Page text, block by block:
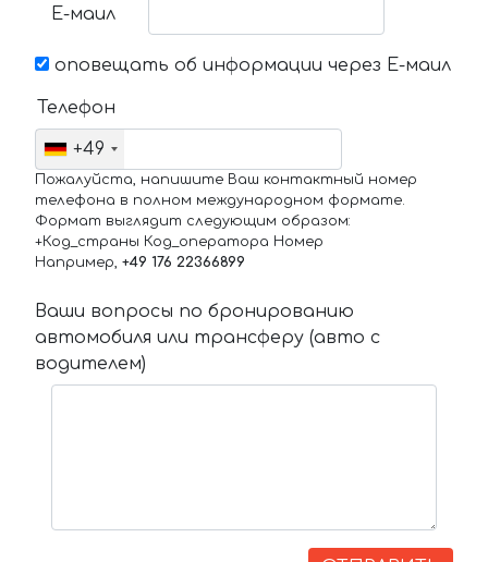
Е-маил
оповещать об информации через Е-маил
Телефон
+49
Пожалуйста, напишите Ваш контактный номер
телефона в полном международном формате.
Формат выглядит следующим образом:
+Код_страны Код_оператора Номер
Например, +49 176 22366899
Ваши вопросы по бронированию
автомобиля или трансферу (авто с
водителем)